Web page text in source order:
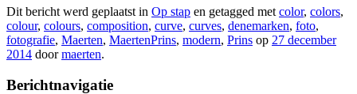
Dit bericht werd geplaatst in Op stap en getagged met color, colors,
colour, colours, composition, curve, curves, denemarken, foto,
fotografie, Maerten, MaertenPrins, modern, Prins op 27 december
2014 doormaerten.
Berichtnavigatie